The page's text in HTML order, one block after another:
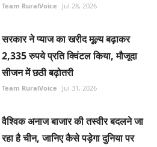
Team RuralVoice Jul 28, 2026
सरकार ने प्याज का खरीद मूल्य बढ़ाकर
2,335 रुपये प्रति क्विंटल किया, मौजूदा
सीजन में छठी बढ़ोतरी
Team RuralVoice Jul 31, 2026
वैश्विक अनाज बाजार की तस्वीर बदलने जा
रहा है चीन, जानिए कैसे पड़ेगा दुनिया पर